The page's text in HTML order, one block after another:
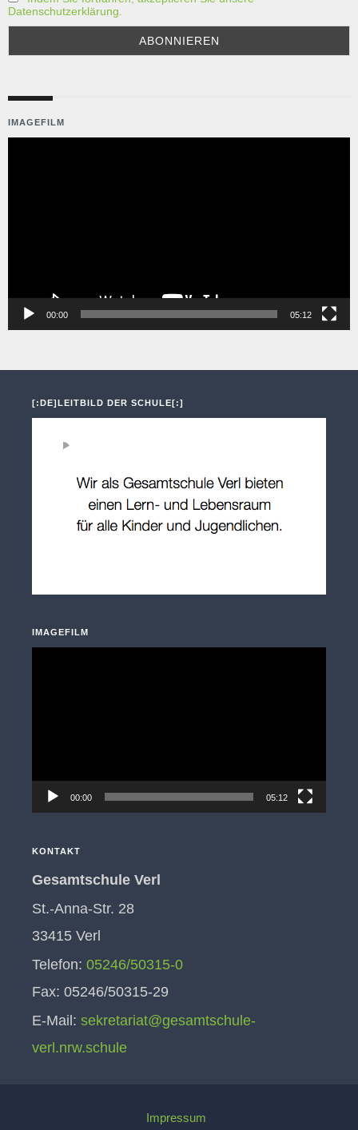
Datenschutzerklärung.
IMAGEFILM
00:00 05:12
[:DE]LEITBILD DER SCHULE[:]
IMAGEFILM
00:00 05:12
KONTAKT
Gesamtschule Verl
St.-Anna-Str. 28
33415 Verl
Telefon: 05246/50315-0
Fax: 05246/50315-29
E-Mail: sekretariat@gesamtschule-
verl.nrw.schule
Impressum